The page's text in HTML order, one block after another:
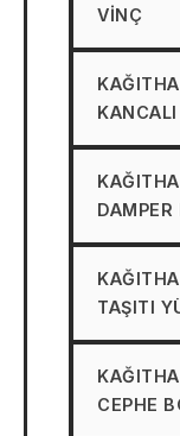
VINÇ
DAMPER
TAŞITI
CEPHE